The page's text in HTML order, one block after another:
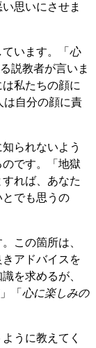
思いにさせま
います。「 心
説教者が言いま
私たちの顔に
は自分の顔に責
られないよう
です。「地獄
れば、あなた
でも思うの
この箇所は、
アドバイスを
を求めるが、
「 心に楽しみの
うに教えてく